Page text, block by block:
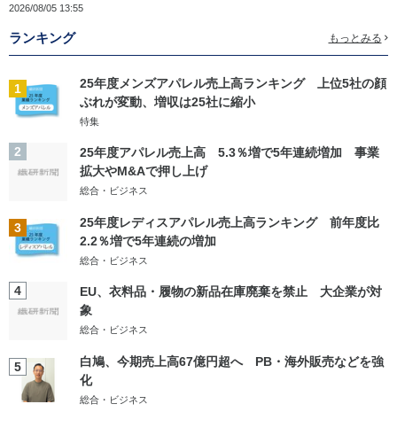
2026/08/05 13:55
ランキング もっとみる
1
25年度メンズアパレル売上高ランキング 上位5社の顔
ぶれが変動、増収は25社に縮小
特集
2
25年度アパレル売上高 5.3％増で5年連続増加 事業
拡大やM&Aで押し上げ
総合・ビジネス
3
25年度レディスアパレル売上高ランキング 前年度比
2.2％増で5年連続の増加
総合・ビジネス
4
EU、衣料品・履物の新品在庫廃棄を禁止 大企業が対
象
総合・ビジネス
5
白鳩、今期売上高67億円超へ PB・海外販売などを強
化
総合・ビジネス